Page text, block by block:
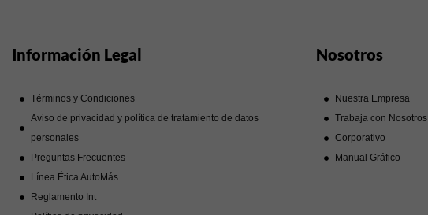
Información Legal
Términos y Condiciones
Aviso de privacidad y política de tratamiento de datos
personales
Preguntas Frecuentes
Línea Ética AutoMás
Reglamento Int
Nosotros
Nuestra Empresa
Trabaja con Nosotros
Corporativo
Manual Gráfico